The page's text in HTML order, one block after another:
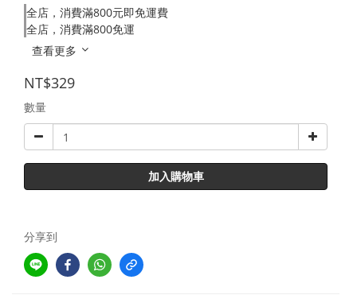
全店，消費滿800元即免運費
全店，消費滿800免運
查看更多
NT$329
數量
加入購物車
分享到